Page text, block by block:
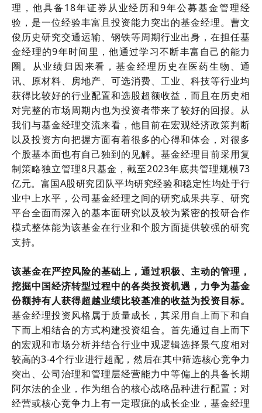
理，他具备18年证券从业经历和9年公募基金管理经
验，是一位经验丰富且投资能力突出的基金经理。曹文
俊历史研究交通运输、钢铁等周期行业出身，在担任基
金经理的9年时间里，他通过学习不断丰富自己的能力
圈。从业绩归因来看，基金经理历史在医药生物、通
讯、原材料、房地产、可选消费、工业、科技等行业均
获得比较好的行业配置和选股超额收益，而且在历史相
对完整的市场周期内也为投资者带来了较好的回报。从
我们与基金经理交流来看，他目前在宏观经济政策判断
以及投资方向把握方面有着很多的心得和体会，对很多
个股基本面也有自己独到的见解。基金经理目前采用复
制策略独立管理8只基金，截至2023年底共管理规模73
亿元。富国A股研究团队平均研究经验和稳定性均处于行
业中上水平，公司基金经理之间的研究成果共享、研究
平台全面而深入的基本面研究以及较为紧密的投研合作
模式整体能为该基金在行业和个股方面提供较强的研究
支持。
该基金在严控风险的基础上，通过积极、主动的管理，
挖掘中国经济转型过程中的各类投资机遇，力争为基金
份额持有人获得超越业绩比较基准的收益为投资目标。
基金经理投资风格属于质量成长，其采用自上而下和自
下而上相结合的方式构建投资组合。首先通过自上而下
的宏观和市场分析并结合行业中观逻辑选择景气度相对
较高的3-4个行业进行超配，然后在其中筛选核心竞争力
突出、公司治理和管理层经营能力中等偏上的具备长期
阿尔法的企业，作为组合的核心战略品种进行配置；对
经营或核心竞争力上有一定瑕疵的成长企业，基金经理